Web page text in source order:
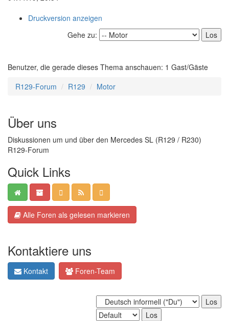
Druckversion anzeigen
Gehe zu:
Benutzer, die gerade dieses Thema anschauen: 1 Gast/Gäste
R129-Forum
R129 Motor
Über uns
Diskussionen um und über den Mercedes SL (R129 / R230)
R129-Forum
Quick Links
Alle Foren als gelesen markieren
Kontaktiere uns
Kontakt Foren-Team